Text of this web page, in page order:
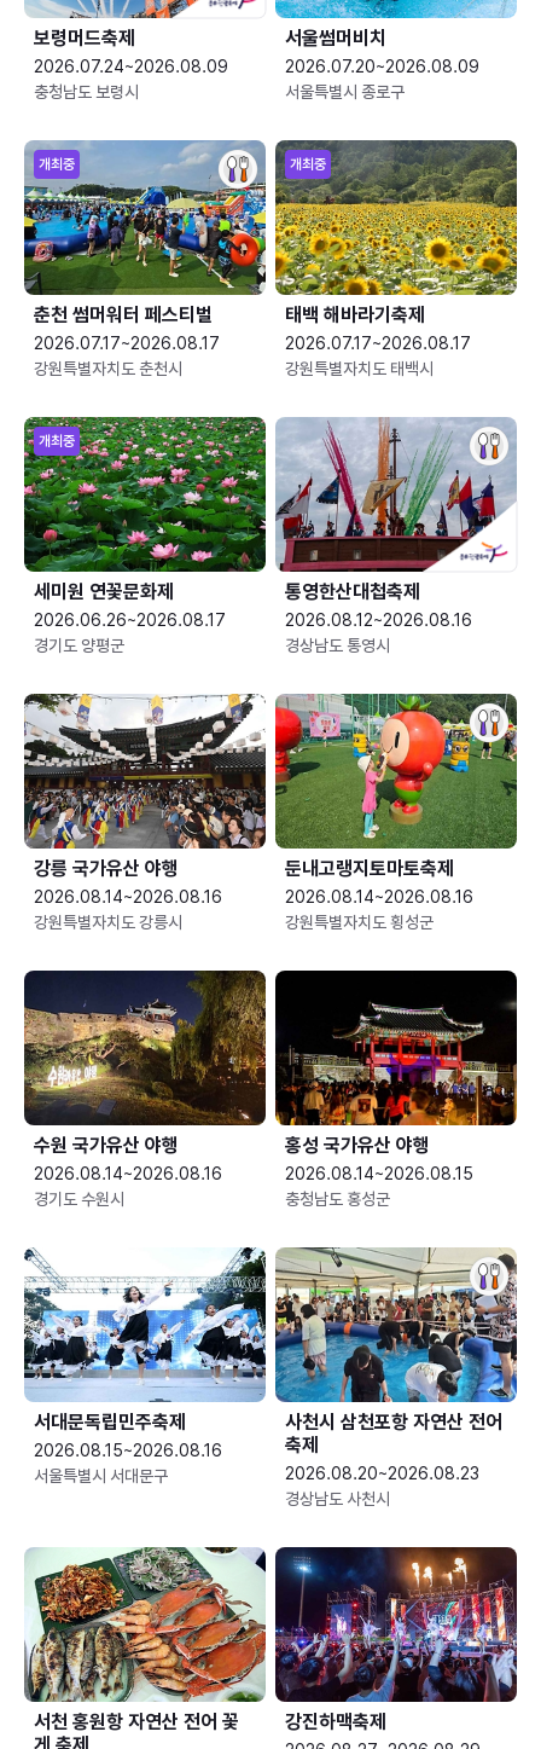
보령머드축제
2026.07.24~2026.08.09
충청남도 보령시
서울썸머비치
2026.07.20~2026.08.09
서울특별시 종로구
개최중
춘천 썸머워터 페스티벌
2026.07.17~2026.08.17
강원특별자치도 춘천시
개최중
태백 해바라기축제
2026.07.17~2026.08.17
강원특별자치도 태백시
개최중
세미원 연꽃문화제
2026.06.26~2026.08.17
경기도 양평군
통영한산대첩축제
2026.08.12~2026.08.16
경상남도 통영시
강릉 국가유산 야행
2026.08.14~2026.08.16
강원특별자치도 강릉시
둔내고랭지토마토축제
2026.08.14~2026.08.16
강원특별자치도 횡성군
수원 국가유산 야행
2026.08.14~2026.08.16
경기도 수원시
홍성 국가유산 야행
2026.08.14~2026.08.15
충청남도 홍성군
서대문독립민주축제
2026.08.15~2026.08.16
서울특별시 서대문구
사천시 삼천포항 자연산 전어
축제
2026.08.20~2026.08.23
경상남도 사천시
서천 홍원항 자연산 전어 꽃
강진하맥축제